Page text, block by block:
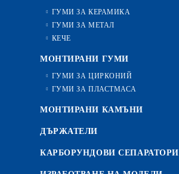
ГУМИ ЗА КЕРАМИКА
ГУМИ ЗА МЕТАЛ
КЕЧЕ
МОНТИРАНИ ГУМИ
ГУМИ ЗА ЦИРКОНИЙ
ГУМИ ЗА ПЛАСТМАСА
МОНТИРАНИ КАМЪНИ
ДЪРЖАТЕЛИ
КАРБОРУНДОВИ СЕПАРАТОРИ